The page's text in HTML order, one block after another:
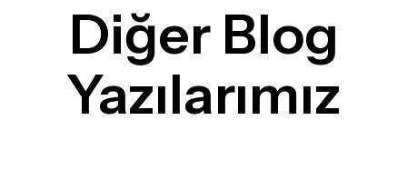
Diğer Blog
Yazılarımız